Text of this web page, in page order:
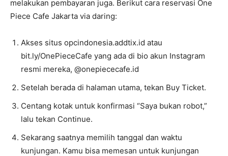
melakukan pembayaran juga. Berikut cara reservasi One
Piece Cafe Jakarta via daring:
Akses situs opcindonesia.addtix.id atau
bit.ly/OnePieceCafe yang ada di bio akun Instagram
resmi mereka, @onepiececafe.id
Setelah berada di halaman utama, tekan Buy Ticket.
Centang kotak untuk konfirmasi “Saya bukan robot,”
lalu tekan Continue.
Sekarang saatnya memilih tanggal dan waktu
kunjungan. Kamu bisa memesan untuk kunjungan